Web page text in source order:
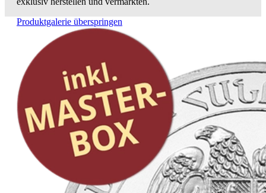
Produktgalerie überspringen